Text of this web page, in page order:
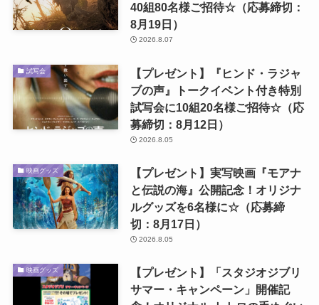
40組80名様ご招待☆（応募締切：
8月19日）
2026.8.07
試写会
【プレゼント】『ヒンド・ラジャ
ブの声』トークイベント付き特別
試写会に10組20名様ご招待☆（応
募締切：8月12日）
2026.8.05
映画グッズ
【プレゼント】実写映画『モアナ
と伝説の海』公開記念！オリジナ
ルグッズを6名様に☆（応募締
切：8月17日）
2026.8.05
映画グッズ
【プレゼント】「スタジオジブリ
サマー・キャンペーン」開催記